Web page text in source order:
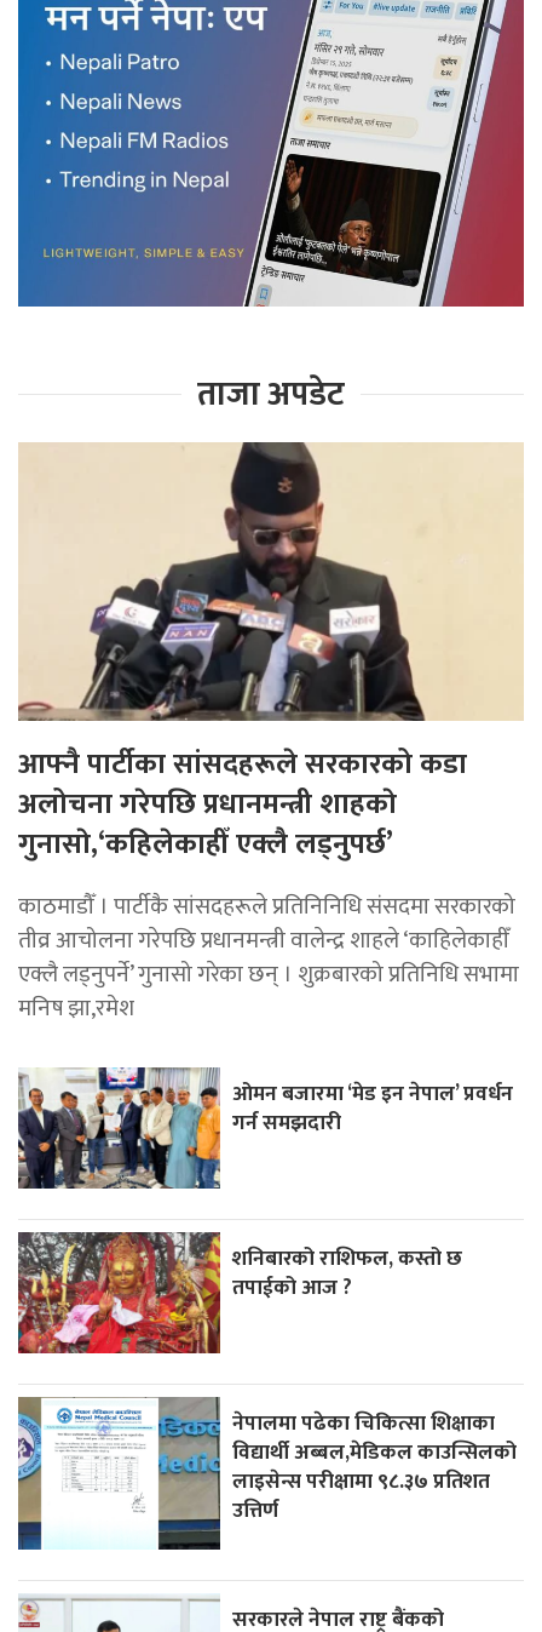
ताजा अपडेट
आफ्नै पार्टीका सांसदहरूले सरकारको कडा
अलोचना गरेपछि प्रधानमन्त्री शाहकाे
गुनासाे,‘कहिलेकाहीँ एक्लै लड्नुपर्छ’
काठमाडौँ । पार्टीकै सांसदहरूले प्रतिनिनिधि संसदमा सरकारको
तीव्र आचोलना गरेपछि प्रधानमन्त्री वालेन्द्र शाहले ‘काहिलेकाहीँ
एक्लै लड्नुपर्ने’ गुनासो गरेका छन् । शुक्रबारको प्रतिनिधि सभामा
मनिष झा,रमेश
ओमन बजारमा ‘मेड इन नेपाल’ प्रवर्धन
गर्न समझदारी
शनिबारको राशिफल, कस्तो छ
तपाईको आज ?
नेपालमा पढेका चिकित्सा शिक्षाका
विद्यार्थी अब्बल,मेडिकल काउन्सिलको
लाइसेन्स परीक्षामा ९८.३७ प्रतिशत
उत्तिर्ण
सरकारले नेपाल राष्ट्र बैंकको